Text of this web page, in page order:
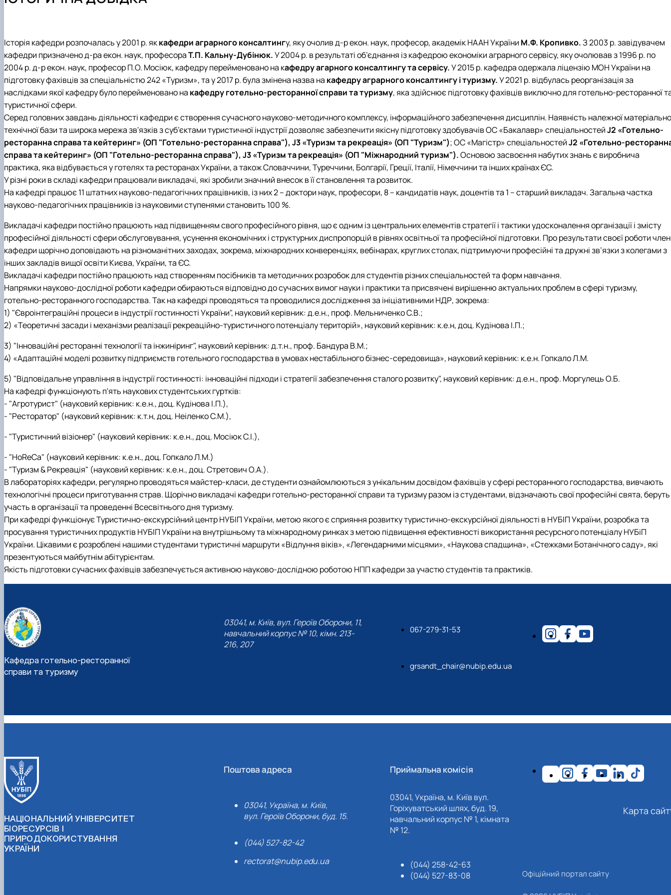
Навчально-наукова лабораторія «Туризму і рекреації»
Кураторська година
План проведення лекцій стейкголдерами
Практична діяльність
Здобутки студентів
Академічна доброчесність
Рада роботодавців
Сертифіковані програми
ОС "Магістр" ОП "Готельно-ресторанна справа"
Вибіркові дисципліни
Підручники, навчальні посібники
Науковий гурток "Агротурист"
Науковий доробок членів студентського наукового гуртка «Агротурист»
Звіт про роботу гуртка
Презентація про роботу гуртка
Відзнаки
Звіт про роботу гуртка
Презентація про роботу гуртка
Науковий доробок членів студентського наукового гуртка "HoReCa"
Звіт про роботу гуртка
Презентація про роботу гуртка
Науковий гурток «Туризм&Рекреація»
Науковий доробок членів студентського наукового гуртка «Туризм&Рекреація»
Звіт про роботу гуртка
Презентація про роботу гуртка
Науковий гурток "Туристичний візіонер"
Науковий доробок членів студентського наукового гуртка "Туристичний візіонер"
Звіт про роботу гуртка
Презентація про роботу гуртка
Конференції
Монографії
Історія кафедри розпочалась у 2001 р. яккафедри аграрного консалтингу, яку очолив д-р екон. наук, професор, академік НААН України М.Ф. Кропивко.З 2003 р. завідувачем
кафедри призначено д-ра екон. наук, професораТ.П. Кальну-Дубінюк.У 2004 р. в результаті об’єднання із кафедрою економіки аграрного сервісу, яку очолював з 1996 р. по
2004 р. д-р екон. наук, професор П.О. Мосіюк, кафедру перейменовано на кафедру агарного консалтингу та сервісу.У 2015 р. кафедра одержала ліцензію МОН України на
підготовку фахівців за спеціальністю 242 «Туризм», та у 2017 р. була змінена назва на кафедру аграрного консалтингу і туризму.У 2021 р. відбулась реорганізація за
наслідками якої кафедру було перейменовано на кафедру готельно-ресторанної справи та туризму, яка здійснює підготовку фахівців виключно для готельно-ресторанної
туристичної сфери.
Серед головних завдань діяльності кафедри є створення сучасного науково-методичного комплексу, інформаційного забезпечення дисциплін. Наявність належної
технічної бази та широка мережа зв'язків з суб’єктами туристичної індустрії дозволяє забезпечити якісну підготовку здобувачів ОС «Бакалавр» спеціальностейJ2 «Готельно-
ресторанна справа та кейтеринг» (ОП "Готельно-ресторанна справа"), J3 «Туризм та рекреація» (ОП "Туризм"); ОС «Магістр» спеціальностейJ2 «Готельно-
справа та кейтеринг» (ОП "Готельно-ресторанна справа"), J3 «Туризм та рекреація» (ОП "Міжнародний туризм").Основою засвоєння набутих знань є виробнича
практика, яка відбувається у готелях та ресторанах України, а також Словаччини, Туреччини, Болгарії, Греції, Італії, Німеччини та інших країнах ЄС.
У різні роки в складі кафедри працювали викладачі, які зробили значний внесок в її становлення та розвиток.
На кафедрі працює 11 штатних науково-педагогічних працівників, із них 2 – доктори наук, професори, 8 – кандидатів наук, доцентів та 1 – старший викладач. Загальна частка
науково-педагогічних працівників із науковими ступенями становить 100 %.
Викладачі кафедри постійно працюють над підвищенням свого професійного рівня, що є одним із центральних елементів стратегії і тактики удосконалення організації і змісту
професійної діяльності сфери обслуговування, усунення економічних і структурних диспропорцій в рівнях освітньої та професійної підготовки. Про результати своєї роботи
кафедри щорічно доповідають на різноманітних заходах, зокрема, міжнародних конверенціях, вебінарах, круглих столах, підтримуючи професійні та дружні зв’язки з колегами з
інших закладів вищої освіти Києва, України, та ЄС.
Викладачі кафедри постійно працюють над створенням посібників та методичних розробок для студентів різних спеціальностей та форм навчання.
Напрямки науково-дослідної роботи кафедри обираються відповідно до сучасних вимог науки і практики та присвячені вирішенню актуальних проблем в сфері туризму,
готельно-ресторанного господарства. Так на кафедрі проводяться та проводилися дослідження за ініціативними НДР, зокрема:
1) "Євроінтеграційні процеси в індустрії гостинності України", науковий керівник: д.е.н., проф. Мельниченко С.В.;
2) «Теоретичні засади і механізми реалізації рекреаційно-туристичного потенціалу територій», науковий керівник: к.е.н, доц. Кудінова І.П.;
3) "Інноваційні ресторанні технології та інжиніринг", науковий керівник: д.т.н., проф. Бандура В.М.;
4) «Адаптаційні моделі розвитку підприємств готельного господарства в умовах нестабільного бізнес-середовища», науковий керівник: к.е.н. Гопкало Л.М.
5) "Відповідальне управління в індустрії гостинності: інноваційні підходи і стратегії забезпечення сталого розвитку", науковий керівник: д.е.н., проф. Моргулець О.Б.
На кафедрі функціонують п'ять наукових студентських гуртків:
- "Агротурист" (науковий керівник: к.е.н., доц. Кудінова І.П.),
- "Ресторатор" (науковий керівник: к.т.н, доц. Неіленко С.М.),
- "Туристичний візіонер" (науковий керівник: к.е.н., доц. Мосіюк С.І.),
- "HoReCa" (науковий керівник: к.е.н., доц. Гопкало Л.М.)
- "Туризм & Рекреація" (науковий керівник: к.е.н., доц. Стретович О.А.).
В лабораторіях кафедри, регулярно проводяться майстер-класи, де студенти ознайомлюються з унікальним досвідом фахівців у сфері ресторанного господарства, вивчають
технологічні процеси приготування страв. Щорічно викладачі кафедри готельно-ресторанної справи та туризму разом із студентами, відзначають свої професійні свята, беруть
участь в організації та проведенні Всесвітнього дня туризму.
При кафедрі функціонує Туристично-екскурсійний центр НУБІП України, метою якого є сприяння розвитку туристично-екскурсійної діяльності в НУБІП України, розробка та
просування туристичних продуктів НУБІП України на внутрішньому та міжнародному ринках з метою підвищення ефективності використання ресурсного потенціалу НУБіП
України. Цікавими є розроблені нашими студентами туристичні маршрути «Відлуння віків», «Легендарними місцями», «Наукова спадщина», «Стежками Ботанічного саду», які
презентуються майбутнім абітурієнтам.
Якість підготовки сучасних фахівців забезпечується активною науково-дослідною роботою НПП кафедри за участю студентів та практиків.
Кафедра готельно-ресторанної
справи та туризму
03041, м. Київ, вул. Героїв Оборони, 11,
навчальний корпус № 10, кімн. 213-
216, 207
067-279-31-53
grsandt_chair@nubip.edu.ua
НАЦІОНАЛЬНИЙ УНІВЕРСИТЕТ
БІОРЕСУРСІВ І
ПРИРОДОКОРИСТУВАННЯ
УКРАЇНИ
Поштова адреса
03041, Україна, м. Київ,
вул. Героїв Оборони, буд. 15.
(044) 527-82-42
rectorat@nubip.edu.ua
Приймальна комісія
03041, Україна, м. Київ вул.
Горіхуватський шлях, буд. 19,
навчальний корпус № 1, кімната
№ 12.
(044) 258-42-63
(044) 527-83-08
Карта
Офіційний портал сайту